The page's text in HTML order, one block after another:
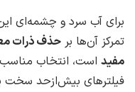
برای آب سرد و چشمه‌ای
تمرکز آن‌ها بر حذف ذرات
مفید است، انتخاب
فیلترهای بیش‌ازحد سخت